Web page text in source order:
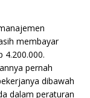
membayar
4.200.000.
pernah
dibawah
dalam peraturan